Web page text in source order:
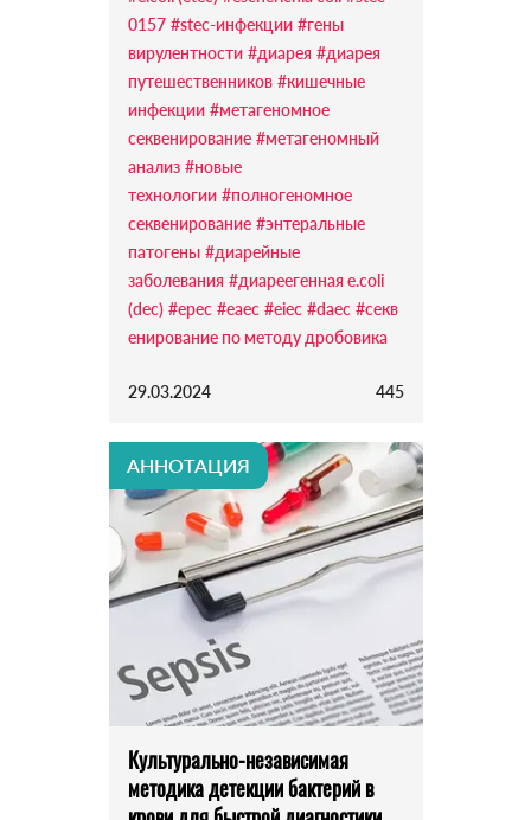
0157 #stec-инфекции #гены
вирулентности #диарея #диарея
путешественников #кишечные
инфекции #метагеномное
секвенирование #метагеномный
анализ #новые
технологии #полногеномное
секвенирование #энтеральные
патогены #диарейные
заболевания #диареегенная e.coli
(dec) #epec #eaec #eiec #daec #секв
енирование по методу дробовика
29.03.2024 445
АННОТАЦИЯ
Культурально-независимая
методика детекции бактерий в